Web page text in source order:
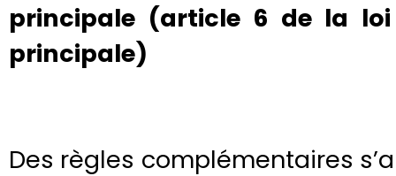
principale (article 6 de la
principale)
Des règles complémentaires